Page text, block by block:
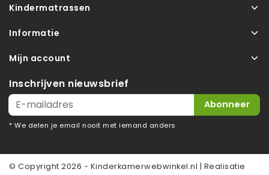
Kindermatrassen
Informatie
Mijn account
Inschrijven nieuwsbrief
Abonneer
* We delen je email nooit met iemand anders
© Copyright 2026 - Kinderkamerwebwinkel.nl | Realisatie